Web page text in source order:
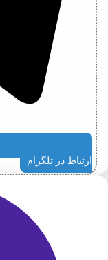
ارتباط در تلگرام